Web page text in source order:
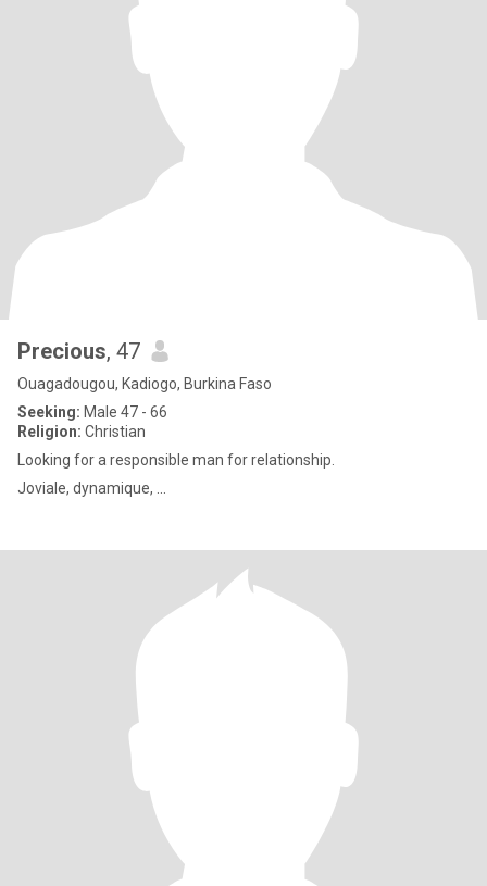
Precious, 47
Ouagadougou, Kadiogo, Burkina Faso
Seeking: Male 47 - 66
Religion: Christian
Looking for a responsible man for relationship.
Joviale, dynamique, ...